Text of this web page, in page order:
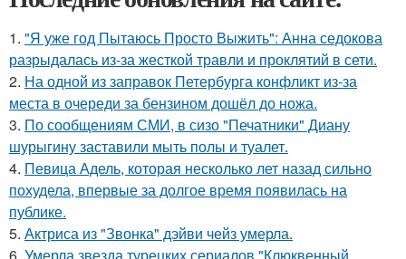
1. "Я уже год Пытаюсь Просто Выжить": Анна седокова
разрыдалась из-за жесткой травли и проклятий в сети.
2. На одной из заправок Петербурга конфликт из-за
места в очереди за бензином дошёл до ножа.
3. По сообщениям СМИ, в сизо "Печатники" Диану
шурыгину заставили мыть полы и туалет.
4. Певица Адель, которая несколько лет назад сильно
похудела, впервые за долгое время появилась на
публике.
5. Актриса из "Звонка" дэйви чейз умерла.